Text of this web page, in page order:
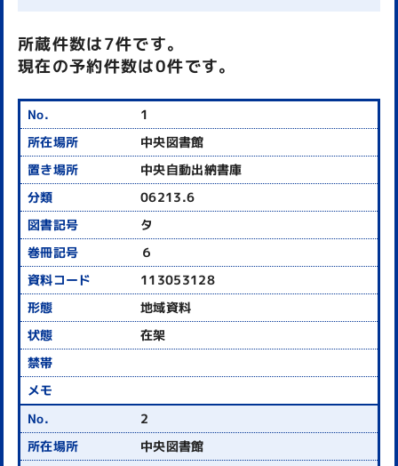
所蔵件数は7件です。
現在の予約件数は0件です。
1
中央図書館
中央自動出納書庫
06213.6
タ
６
113053128
地域資料
在架
2
中央図書館